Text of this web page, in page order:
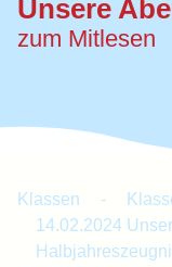
Unsere
zum Mitlesen
Klassen -
14.02.2024